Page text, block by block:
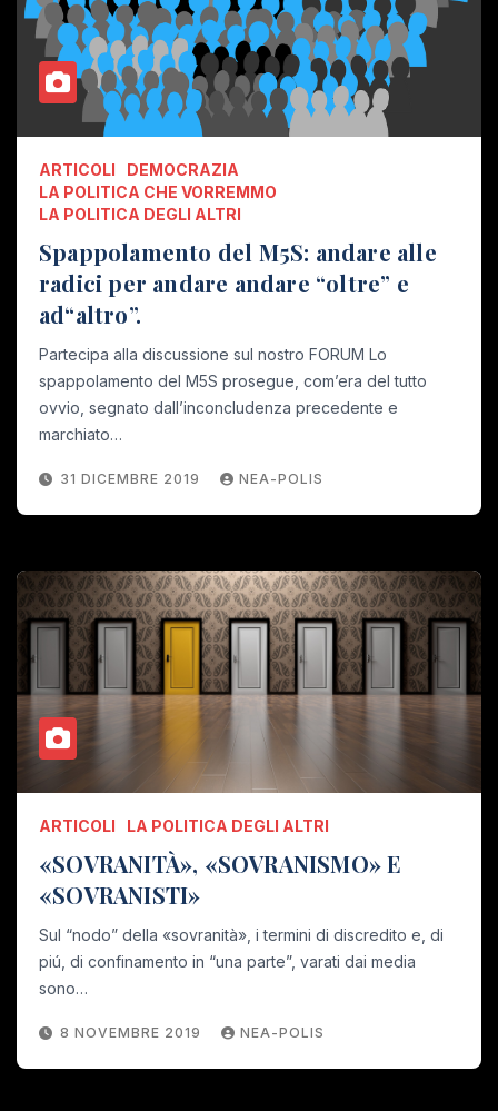
ARTICOLI
DEMOCRAZIA
LA POLITICA CHE VORREMMO
LA POLITICA DEGLI ALTRI
Spappolamento del M5S: andare alle
radici per andare andare “oltre” e
ad“altro”.
Partecipa alla discussione sul nostro FORUM Lo
spappolamento del M5S prosegue, com’era del tutto
ovvio, segnato dall’inconcludenza precedente e
marchiato…
31 DICEMBRE 2019 NEA-POLIS
ARTICOLI LA POLITICA DEGLI ALTRI
«SOVRANITÀ», «SOVRANISMO» E
«SOVRANISTI»
Sul “nodo” della «sovranità», i termini di discredito e, di
piú, di confinamento in “una parte”, varati dai media
sono…
8 NOVEMBRE 2019 NEA-POLIS